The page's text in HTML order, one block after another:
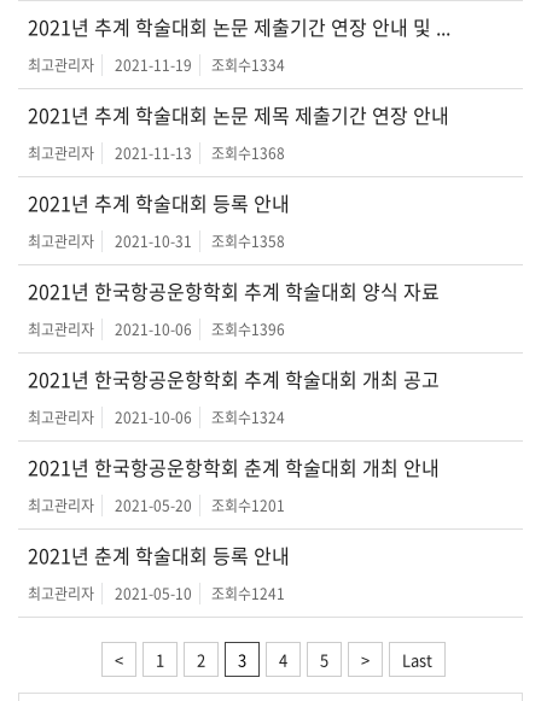
2021년 추계 학술대회 논문 제출기간 연장 안내 및 ...
최고관리자 2021-11-19 조회수1334
2021년 추계 학술대회 논문 제목 제출기간 연장 안내
최고관리자 2021-11-13 조회수1368
2021년 추계 학술대회 등록 안내
최고관리자 2021-10-31 조회수1358
2021년 한국항공운항학회 추계 학술대회 양식 자료
최고관리자 2021-10-06 조회수1396
2021년 한국항공운항학회 추계 학술대회 개최 공고
최고관리자 2021-10-06 조회수1324
2021년 한국항공운항학회 춘계 학술대회 개최 안내
최고관리자 2021-05-20 조회수1201
2021년 춘계 학술대회 등록 안내
최고관리자 2021-05-10 조회수1241
< 1 2 3 4 5 > Last